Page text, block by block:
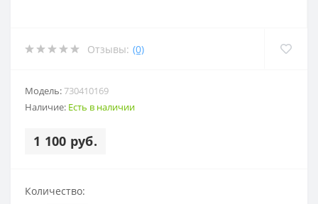
Отзывы: (0)
Модель:730410169
Наличие: Есть в наличии
1 100 руб.
Количество: